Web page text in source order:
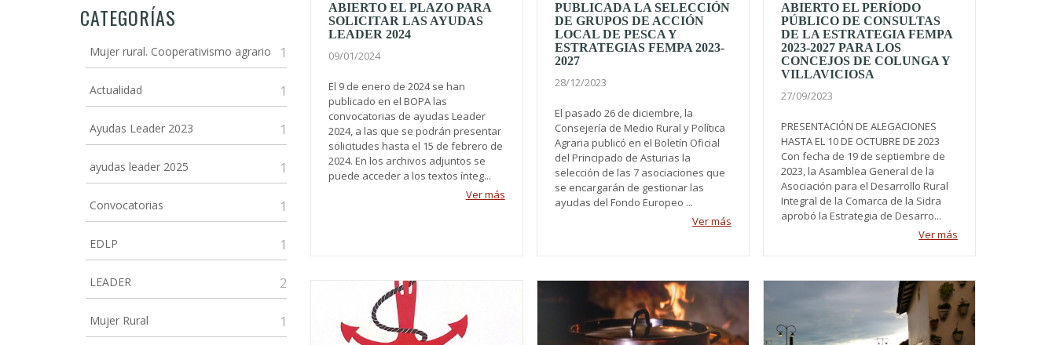
CATEGORÍAS
Mujer rural. Cooperativismo agrario 1
Actualidad 1
Ayudas Leader 2023 1
ayudas leader 2025 1
Convocatorias 1
EDLP 1
LEADER 2
Mujer Rural 1
ABIERTO EL PLAZO PARA
SOLICITAR LAS AYUDAS
LEADER 2024
09/01/2024
El 9 de enero de 2024 se han
publicado en el BOPA las
convocatorias de ayudas Leader
2024, a las que se podrán presentar
solicitudes hasta el 15 de febrero de
2024. En los archivos adjuntos se
puede acceder a los textos ínteg...
Ver más
PUBLICADA LA SELECCIÓN
DE GRUPOS DE ACCIÓN
LOCAL DE PESCA Y
ESTRATEGIAS FEMPA 2023-
2027
28/12/2023
El pasado 26 de diciembre, la
Consejería de Medio Rural y Política
Agraria publicó en el Boletín Oficial
del Principado de Asturias la
selección de las 7 asociaciones que
se encargarán de gestionar las
ayudas del Fondo Europeo ...
Ver más
ABIERTO EL PERÍODO
PÚBLICO DE CONSULTAS
DE LA ESTRATEGIA FEMPA
2023-2027 PARA LOS
CONCEJOS DE COLUNGA Y
VILLAVICIOSA
27/09/2023
PRESENTACIÓN DE ALEGACIONES
HASTA EL 10 DE OCTUBRE DE 2023
Con fecha de 19 de septiembre de
2023, la Asamblea General de la
Asociación para el Desarrollo Rural
Integral de la Comarca de la Sidra
aprobó la Estrategia de Desarro...
Ver más